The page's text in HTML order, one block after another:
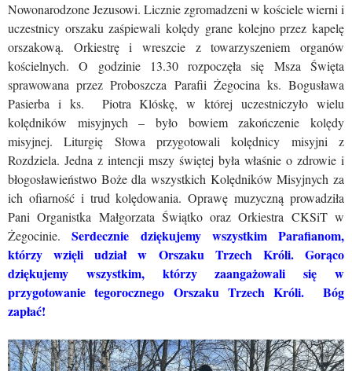
Nowonarodzone Jezusowi. Licznie zgromadzeni w kościele wierni i
uczestnicy orszaku zaśpiewali kolędy grane kolejno przez kapelę
orszakową. Orkiestrę i wreszcie z towarzyszeniem organów
kościelnych. O godzinie 13.30 rozpoczęła się Msza Święta
sprawowana przez Proboszcza Parafii Żegocina ks. Bogusława
Pasierba i ks. Piotra Klóskę, w której uczestniczyło wielu
kolędników misyjnych – było bowiem zakończenie kolędy
misyjnej. Liturgię Słowa przygotowali kolędnicy misyjni z
Rozdziela. Jedna z intencji mszy świętej była właśnie o zdrowie i
błogosławieństwo Boże dla wszystkich Kolędników Misyjnych za
ich ofiarność i trud kolędowania. Oprawę muzyczną prowadziła
Pani Organistka Małgorzata Świątko oraz Orkiestra CKSiT w
Żegocinie.Serdecznie dziękujemy wszystkim Parafianom,
którzy wzięli udział w Orszaku Trzech Króli. Gorąco
dziękujemy wszystkim, którzy zaangażowali się w
przygotowanie tegorocznego Orszaku Trzech Króli. Bóg
zapłać!